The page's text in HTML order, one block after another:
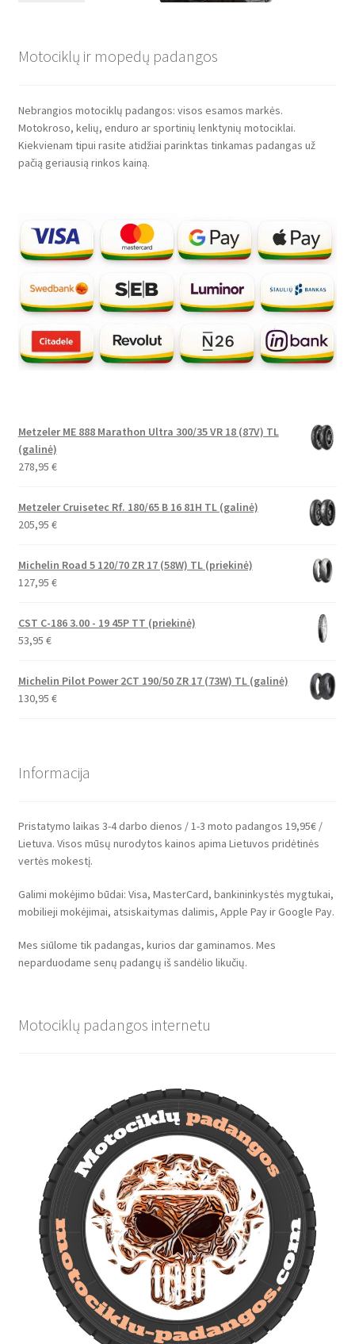
Motociklų ir mopedų padangos
Nebrangios motociklų padangos: visos esamos markės.
Motokroso, kelių, enduro ar sportinių lenktynių motociklai.
Kiekvienam tipui rasite atidžiai parinktas tinkamas padangas už
pačią geriausią rinkos kainą.
Metzeler ME 888 Marathon Ultra 300/35 VR 18 (87V) TL
(galinė)
278,95 €
Metzeler Cruisetec Rf. 180/65 B 16 81H TL (galinė)
205,95 €
Michelin Road 5 120/70 ZR 17 (58W) TL (priekinė)
127,95 €
CST C-186 3.00 - 19 45P TT (priekinė)
53,95 €
Michelin Pilot Power 2CT 190/50 ZR 17 (73W) TL (galinė)
130,95 €
Informacija
Pristatymo laikas 3-4 darbo dienos / 1-3 moto padangos 19,95€ /
Lietuva. Visos mūsų nurodytos kainos apima Lietuvos pridėtinės
vertės mokestį.
Galimi mokėjimo būdai: Visa, MasterCard, bankininkystės mygtukai,
mobilieji mokėjimai, atsiskaitymas dalimis, Apple Pay ir Google Pay.
Mes siūlome tik padangas, kurios dar gaminamos. Mes
neparduodame senų padangų iš sandėlio likučių.
Motociklų padangos internetu